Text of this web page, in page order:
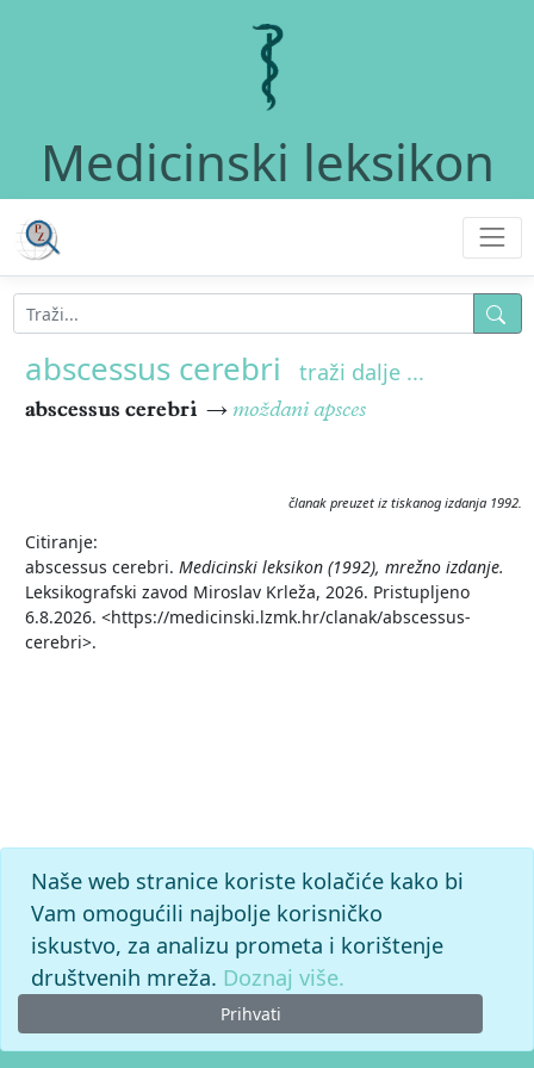
Medicinski leksikon
abscessus cerebri traži dalje ...
abscessus cerebri → moždani apsces
članak preuzet iz tiskanog izdanja 1992.
Citiranje:
abscessus cerebri. Medicinski leksikon (1992), mrežno izdanje.
Leksikografski zavod Miroslav Krleža, 2026. Pristupljeno
6.8.2026. <https://medicinski.lzmk.hr/clanak/abscessus-
cerebri>.
Naše web stranice koriste kolačiće kako bi
Vam omogućili najbolje korisničko
iskustvo, za analizu prometa i korištenje
društvenih mreža. Doznaj više.
Prihvati
© 2026. -Leksikografski zavodMiroslav Krleža